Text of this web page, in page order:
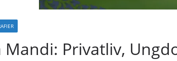
Mandi: Privatliv,